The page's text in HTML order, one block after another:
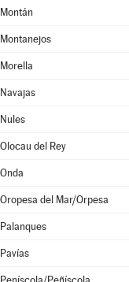
Montán
Montanejos
Morella
Navajas
Nules
Olocau del Rey
Onda
Oropesa del Mar/Orpesa
Palanques
Pavías